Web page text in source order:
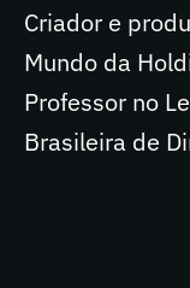
Criador e
Mundo da
Professor no
Brasileira de